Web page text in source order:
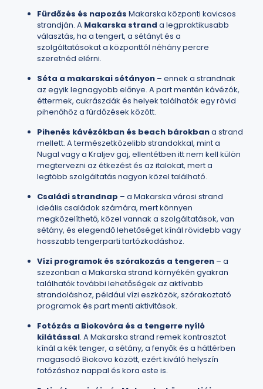
Fürdőzés és napozás Makarska központi kavicsos
strandján. A Makarska strand a legpraktikusabb
választás, ha a tengert, a sétányt és a
szolgáltatásokat a központtól néhány percre
szeretnéd elérni.
Séta a makarskai sétányon – ennek a strandnak
az egyik legnagyobb előnye. A part mentén kávézók,
éttermek, cukrászdák és helyek találhatók egy rövid
pihenőhöz a fürdőzések között.
Pihenés kávézókban és beach bárokbana strand
mellett. A természetközelibb strandokkal, mint a
Nugal vagy a Kraljev gaj, ellentétben itt nem kell külön
megtervezni az étkezést és az italokat, mert a
legtöbb szolgáltatás nagyon közel található.
Családi strandnap – a Makarska városi strand
ideális családok számára, mert könnyen
megközelíthető, közel vannak a szolgáltatások, van
sétány, és elegendő lehetőséget kínál rövidebb vagy
hosszabb tengerparti tartózkodáshoz.
Vízi programok és szórakozás a tengeren – a
szezonban a Makarska strand környékén gyakran
találhatók további lehetőségek az aktívabb
strandoláshoz, például vízi eszközök, szórakoztató
programok és part menti aktivitások.
Fotózás a Biokovóra és a tengerre nyíló
kilátással. A Makarska strand remek kontrasztot
kínál a kék tenger, a sétány, a fenyők és a háttérben
magasodó Biokovo között, ezért kiváló helyszín
fotózáshoz nappal és kora este is.